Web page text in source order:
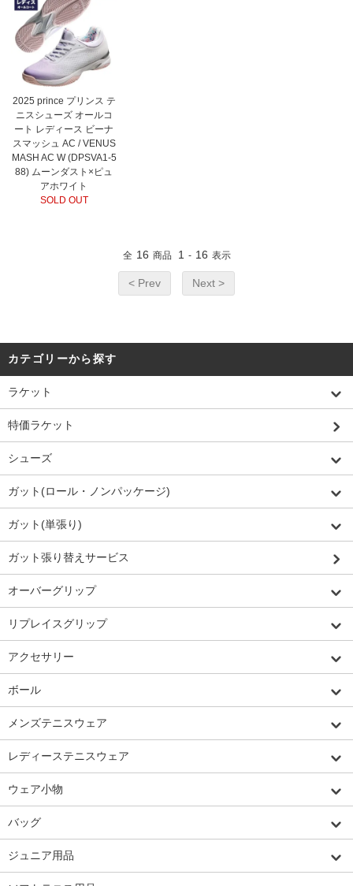
2025 prince プリンス テ
ニスシューズ オールコ
ート レディース ビーナ
スマッシュ AC / VENUS
MASH AC W (DPSVA1-5
88) ムーンダスト×ピュ
アホワイト
SOLD OUT
全 16 商品 1 - 16 表示
< Prev Next >
カテゴリーから探す
ラケット
特価ラケット
シューズ
ガット(ロール・ノンパッケージ)
ガット(単張り)
ガット張り替えサービス
オーバーグリップ
リプレイスグリップ
アクセサリー
ボール
メンズテニスウェア
レディーステニスウェア
ウェア小物
バッグ
ジュニア用品